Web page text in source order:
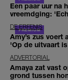
Een paar uur na
vreemdging:
DE ERFENIS
Amy’s zus voert
'Op de uitvaart
ADVERTORIAL
Amaya zat vast
grond tussen